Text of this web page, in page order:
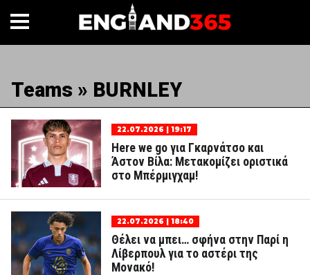
Teams » BURNLEY
22.07.2026 | 19:17
Here we go για Γκαρνάτσο και
Άστον Βίλα: Μετακομίζει οριστικά
στο Μπέρμιγχαμ!
22.07.2026 | 18:40
Θέλει να μπει… σφήνα στην Παρί η
Λίβερπουλ για το αστέρι της
Μονακό!